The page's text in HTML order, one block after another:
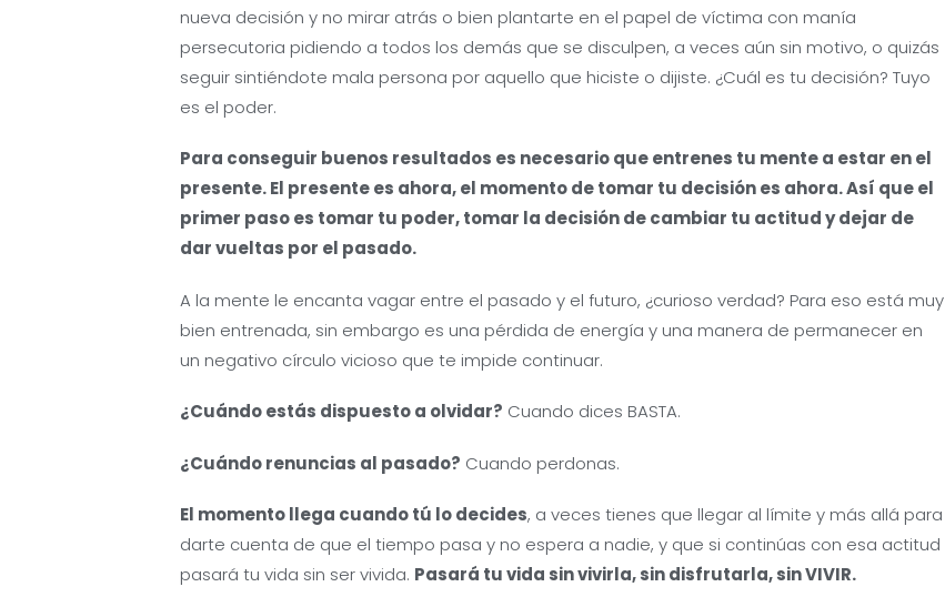
nueva decisión y no mirar atrás o bien plantarte en el papel de víctima con manía
persecutoria pidiendo a todos los demás que se disculpen, a veces aún sin motivo, o quizás
seguir sintiéndote mala persona por aquello que hiciste o dijiste. ¿Cuál es tu decisión? Tuyo
es el poder.
Para conseguir buenos resultados es necesario que entrenes tu mente a estar en el
presente. El presente es ahora, el momento de tomar tu decisión es ahora. Así que el
primer paso es tomar tu poder, tomar la decisión de cambiar tu actitud y dejar de
dar vueltas por el pasado.
A la mente le encanta vagar entre el pasado y el futuro, ¿curioso verdad? Para eso está muy
bien entrenada, sin embargo es una pérdida de energía y una manera de permanecer en
un negativo círculo vicioso que te impide continuar.
¿Cuándo estás dispuesto a olvidar? Cuando dices BASTA.
¿Cuándo renuncias al pasado? Cuando perdonas.
El momento llega cuando tú lo decides, a veces tienes que llegar al límite y más allá para
darte cuenta de que el tiempo pasa y no espera a nadie, y que si continúas con esa actitud
pasará tu vida sin ser vivida. Pasará tu vida sin vivirla, sin disfrutarla, sin VIVIR.